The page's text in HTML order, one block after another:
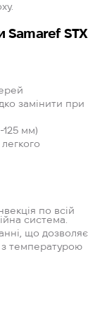
Samaref STX
замінити при
мм)
по всій
система.
що дозволяє
температурою